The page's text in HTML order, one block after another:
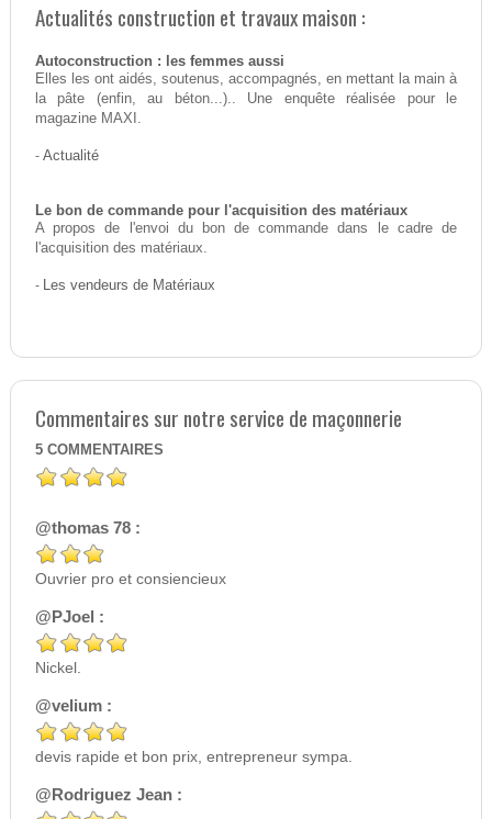
Actualités construction et travaux maison :
Autoconstruction : les femmes aussi
Elles les ont aidés, soutenus, accompagnés, en mettant la main à
la pâte (enfin, au béton...).. Une enquête réalisée pour le
magazine MAXI.
- Actualité
Le bon de commande pour l'acquisition des matériaux
A propos de l'envoi du bon de commande dans le cadre de
l'acquisition des matériaux.
- Les vendeurs de Matériaux
Commentaires sur notre service de maçonnerie
5 COMMENTAIRES
@thomas 78 :
Ouvrier pro et consiencieux
@PJoel :
Nickel.
@velium :
devis rapide et bon prix, entrepreneur sympa.
@Rodriguez Jean :